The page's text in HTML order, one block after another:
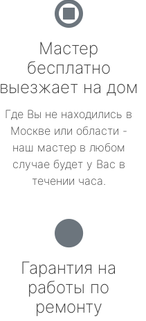
Мастер
бесплатно
выезжает на дом
Где Вы не находились в
Москве или области -
наш мастер в любом
случае будет у Вас в
течении часа.
Гарантия на
работы по
ремонту